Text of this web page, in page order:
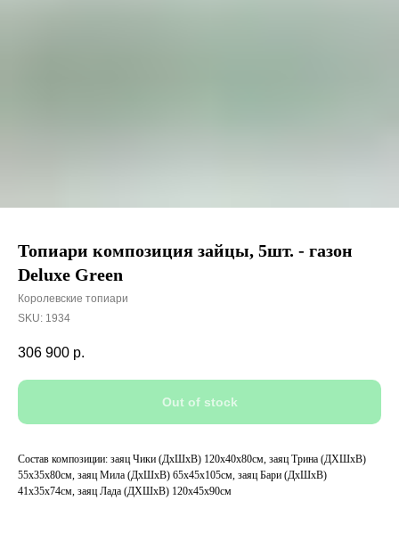
Топиари композиция зайцы, 5шт. - газон
Deluxe Green
Королевские топиари
SKU: 1934
306 900 р.
Out of stock
Состав композиции: заяц Чики (ДхШхВ) 120х40х80см, заяц Трина (ДХШхВ)
55х35х80см, заяц Мила (ДхШхВ) 65х45х105см, заяц Бари (ДхШхВ)
41х35х74см, заяц Лада (ДХШхВ) 120х45х90см